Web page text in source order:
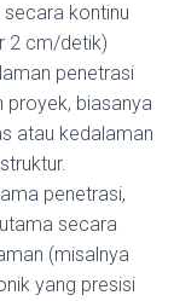
kontinu
2 cm/detik)
penetrasi
proyek, biasanya
atau kedalaman
penetrasi,
secara
(misalnya
yang presisi